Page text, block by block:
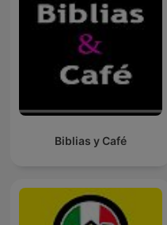
Biblias y Café